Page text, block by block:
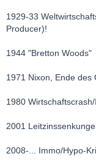
1929-33
Producer)!
1944 "Bretton Woods"
1971 Nixon, Ende des
1980
2001
2008-... Immo/Hypo-